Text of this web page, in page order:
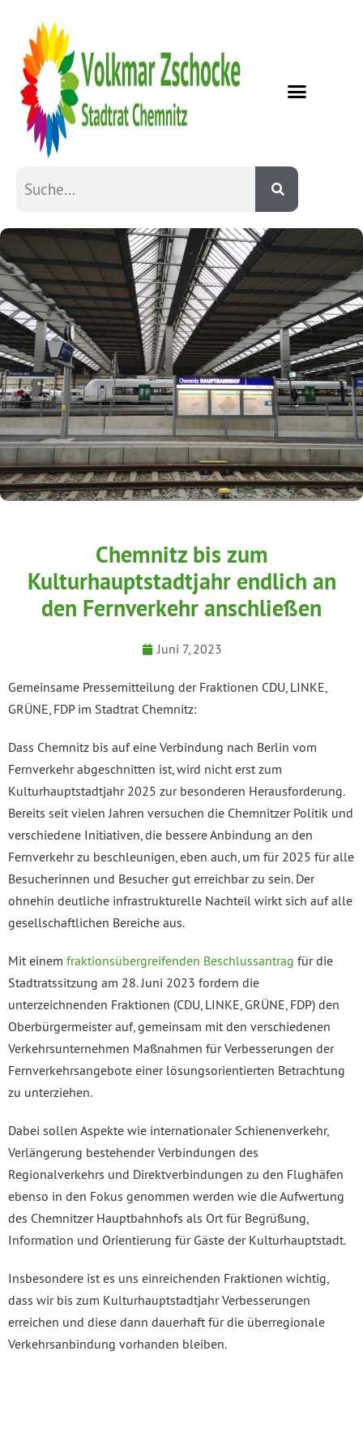
Chemnitz bis zum
Kulturhauptstadtjahr endlich an
den Fernverkehr anschließen
Juni 7, 2023
Gemeinsame Pressemitteilung der Fraktionen CDU, LINKE,
GRÜNE, FDP im Stadtrat Chemnitz:
Dass Chemnitz bis auf eine Verbindung nach Berlin vom
Fernverkehr abgeschnitten ist, wird nicht erst zum
Kulturhauptstadtjahr 2025 zur besonderen Herausforderung.
Bereits seit vielen Jahren versuchen die Chemnitzer Politik und
verschiedene Initiativen, die bessere Anbindung an den
Fernverkehr zu beschleunigen, eben auch, um für 2025 für alle
Besucherinnen und Besucher gut erreichbar zu sein. Der
ohnehin deutliche infrastrukturelle Nachteil wirkt sich auf alle
gesellschaftlichen Bereiche aus.
Mit einem fraktionsübergreifenden Beschlussantrag für die
Stadtratssitzung am 28. Juni 2023 fordern die
unterzeichnenden Fraktionen (CDU, LINKE, GRÜNE, FDP) den
Oberbürgermeister auf, gemeinsam mit den verschiedenen
Verkehrsunternehmen Maßnahmen für Verbesserungen der
Fernverkehrsangebote einer lösungsorientierten Betrachtung
zu unterziehen.
Dabei sollen Aspekte wie internationaler Schienenverkehr,
Verlängerung bestehender Verbindungen des
Regionalverkehrs und Direktverbindungen zu den Flughäfen
ebenso in den Fokus genommen werden wie die Aufwertung
des Chemnitzer Hauptbahnhofs als Ort für Begrüßung,
Information und Orientierung für Gäste der Kulturhauptstadt.
Insbesondere ist es uns einreichenden Fraktionen wichtig,
dass wir bis zum Kulturhauptstadtjahr Verbesserungen
erreichen und diese dann dauerhaft für die überregionale
Verkehrsanbindung vorhanden bleiben.